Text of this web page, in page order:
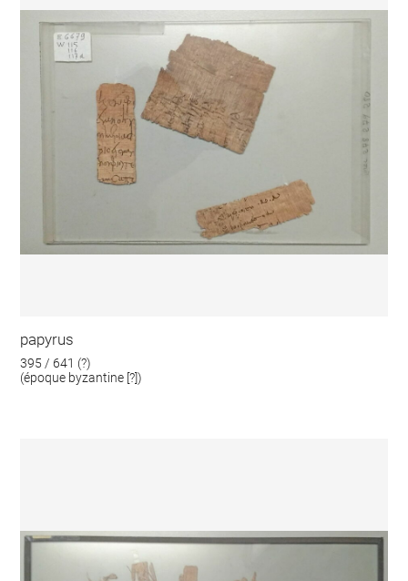
papyrus
395 / 641 (?)
(époque byzantine [?])